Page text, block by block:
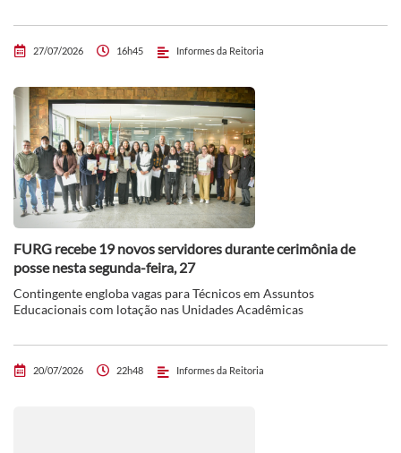
27/07/2026 16h45 Informes da Reitoria
FURG recebe 19 novos servidores durante cerimônia de
posse nesta segunda-feira, 27
Contingente engloba vagas para Técnicos em Assuntos
Educacionais com lotação nas Unidades Acadêmicas
20/07/2026 22h48 Informes da Reitoria